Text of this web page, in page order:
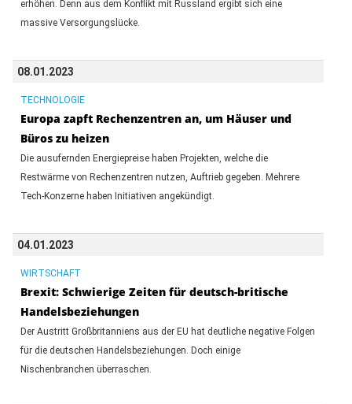
erhöhen. Denn aus dem Konflikt mit Russland ergibt sich eine
massive Versorgungslücke.
08.01.2023
TECHNOLOGIE
Europa zapft Rechenzentren an, um Häuser und
Büros zu heizen
Die ausufernden Energiepreise haben Projekten, welche die
Restwärme von Rechenzentren nutzen, Auftrieb gegeben. Mehrere
Tech-Konzerne haben Initiativen angekündigt.
04.01.2023
WIRTSCHAFT
Brexit: Schwierige Zeiten für deutsch-britische
Handelsbeziehungen
Der Austritt Großbritanniens aus der EU hat deutliche negative Folgen
für die deutschen Handelsbeziehungen. Doch einige
Nischenbranchen überraschen.